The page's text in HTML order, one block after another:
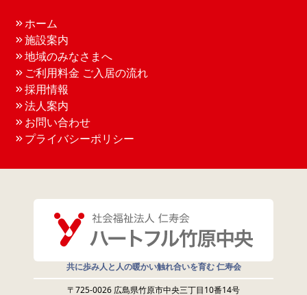
ホーム
施設案内
地域のみなさまへ
ご利用料金 ご入居の流れ
採用情報
法人案内
お問い合わせ
プライバシーポリシー
共に歩み人と人の暖かい触れ合いを育む 仁寿会
〒725-0026 広島県竹原市中央三丁目10番14号